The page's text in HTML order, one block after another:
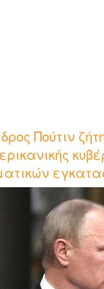
Πούτιν